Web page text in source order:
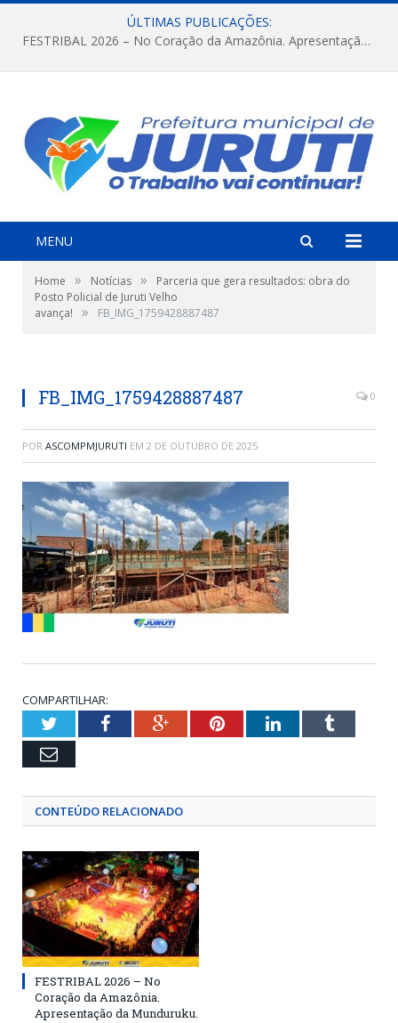
ÚLTIMAS PUBLICAÇÕES:
FESTRIBAL 2026 – No Coração da Amazônia. Apresentação da Munduruku.
MENU
Home » Notícias »
Parceria que gera resultados: obra do
Posto Policial de Juruti Velho
avança!
» FB_IMG_1759428887487
FB_IMG_1759428887487 0
POR ASCOMPMJURUTI EM 2 DE OUTUBRO DE 2025
COMPARTILHAR:
TwitterFacebookGoogle+PinterestLinkedInTumblr
Email
CONTEÚDO RELACIONADO
FESTRIBAL 2026 – No
Coração da Amazônia.
Apresentação da Munduruku.